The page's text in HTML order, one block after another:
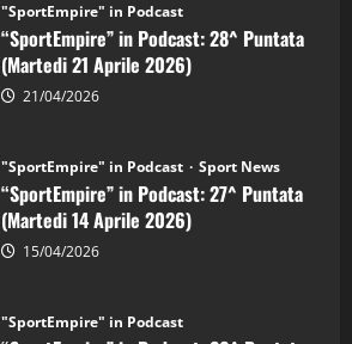
"SportEmpire" in Podcast
“SportEmpire” in Podcast: 27^ Puntata
(Martedi 14 Aprile 2026)
15/04/2026
"SportEmpire" in Podcast
“SportEmpire” in Podcast: 26^ Puntata
(Martedi 07 Aprile 2026)
08/04/2026
"SportEmpire" in Podcast